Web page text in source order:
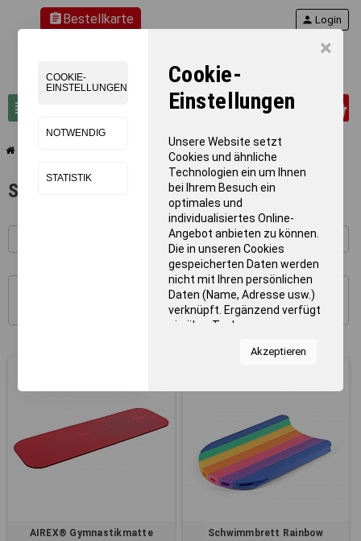
×
COOKIE-
EINSTELLUNGEN
NOTWENDIG
STATISTIK
Cookie-
Einstellungen
Unsere Website setzt
Cookies und ähnliche
Technologien ein um Ihnen
bei Ihrem Besuch ein
optimales und
individualisiertes Online-
Angebot anbieten zu können.
Die in unseren Cookies
gespeicherten Daten werden
nicht mit Ihren persönlichen
Daten (Name, Adresse usw.)
verknüpft. Ergänzend verfügt
sie über Tools von
Statistiken zur Nutzung
Inhalte. Durch Klicken auf
"Alles erlauben" stimmen Sie
dem Einsatz von Cookies und
ähnlichen Technologien zu
den vorgenannten Zwecken
zu. Durch Klicken auf
Akzeptieren
assignmentBestellkarte
view_headline search
person Login
Schwimm-/Spielflöße
Schwimm-/Spielflöße
AIREX® Gymnastikmatte
Schwimmbrett Rainbow